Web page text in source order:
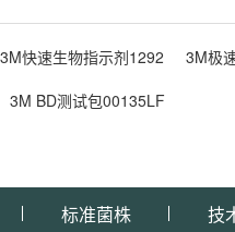
3M快速生物指示剂1292 3M极
3M BD测试包00135LF
标准菌株 技